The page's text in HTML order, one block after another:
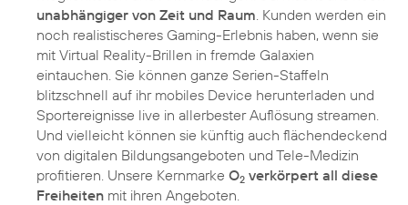
unabhängiger von Zeit und Raum . Kunden werden ein
noch realistischeres Gaming-Erlebnis haben, wenn sie
mit Virtual Reality-Brillen in fremde Galaxien
eintauchen. Sie können ganze Serien-Staffeln
blitzschnell auf ihr mobiles Device herunterladen und
Sportereignisse live in allerbester Auflösung streamen.
Und vielleicht können sie künftig auch flächendeckend
von digitalen Bildungsangeboten und Tele-Medizin
profitieren. Unsere Kernmarke O2 verkörpert all diese
Freiheiten mit ihren Angeboten.